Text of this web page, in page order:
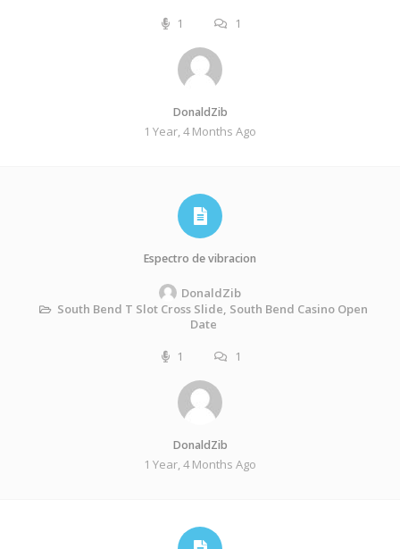
1
1
DonaldZib
1 Year, 4 Months Ago
Espectro de vibracion
DonaldZib
South Bend T Slot Cross Slide, South Bend Casino Open
Date
1
1
DonaldZib
1 Year, 4 Months Ago